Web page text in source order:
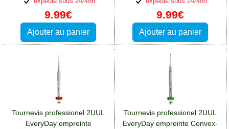
9.99€
Ajouter au panier
13(4G)
9.99€
Ajouter au panier
Tournevis professionel 2UUL
EveryDay empreinte
Tournevis professionel 2UUL
EveryDay empreinte Convex-